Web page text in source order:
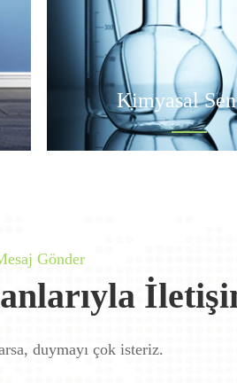
Kimyasal
Gönder
duymayı çok isteriz.